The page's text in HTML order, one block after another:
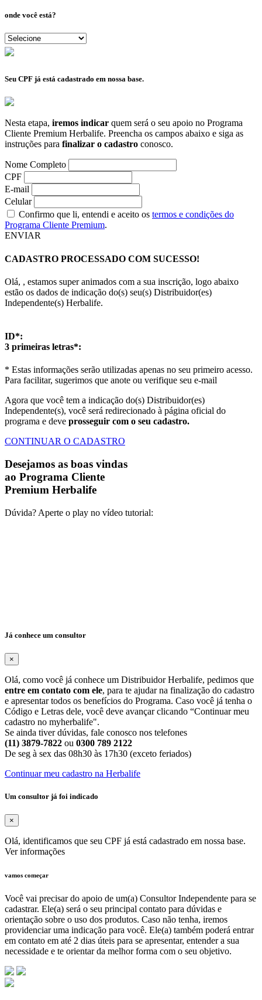
onde você está?
Seu CPF já está cadastrado em nossa base.
Nesta etapa, iremos indicar quem será o seu apoio no Programa
Cliente Premium Herbalife. Preencha os campos abaixo e siga as
instruções para finalizar o cadastro conosco.
Nome Completo
CPF
E-mail
Celular
Confirmo que li, entendi e aceito os termos e condições do
Programa Cliente Premium.
ENVIAR
CADASTRO PROCESSADO COM SUCESSO!
Olá, , estamos super animados com a sua inscrição, logo abaixo
estão os dados de indicação do(s) seu(s) Distribuidor(es)
Independente(s) Herbalife.
ID*:
3 primeiras letras*:
* Estas informações serão utilizadas apenas no seu primeiro acesso.
Para facilitar, sugerimos que anote ou verifique seu e-mail
Agora que você tem a indicação do(s) Distribuidor(es)
Independente(s), você será redirecionado à página oficial do
programa e deve prosseguir com o seu cadastro.
CONTINUAR O CADASTRO
Desejamos as boas vindas
ao Programa Cliente
Premium Herbalife
Dúvida? Aperte o play no vídeo tutorial:
Já conhece um consultor
×
Olá, como você já conhece um Distribuidor Herbalife, pedimos que
entre em contato com ele, para te ajudar na finalização do cadastro
e apresentar todos os benefícios do Programa. Caso você já tenha o
Código e Letras dele, você deve avançar clicando “Continuar meu
cadastro no myherbalife".
Se ainda tiver dúvidas, fale conosco nos telefones
(11) 3879-7822 ou 0300 789 2122
De seg à sex das 08h30 às 17h30 (exceto feriados)
Continuar meu cadastro na Herbalife
Um consultor já foi indicado
×
Olá, identificamos que seu CPF já está cadastrado em nossa base.
Ver informações
vamos começar
Você vai precisar do apoio de um(a) Consultor Independente para se
cadastrar. Ele(a) será o seu principal contato para dúvidas e
orientação sobre o uso dos produtos. Caso não tenha, iremos
providenciar uma indicação para você. Ele(a) também poderá entrar
em contato em até 2 dias úteis para se apresentar, entender a sua
necessidade e te orientar da melhor forma com o seu objetivo.